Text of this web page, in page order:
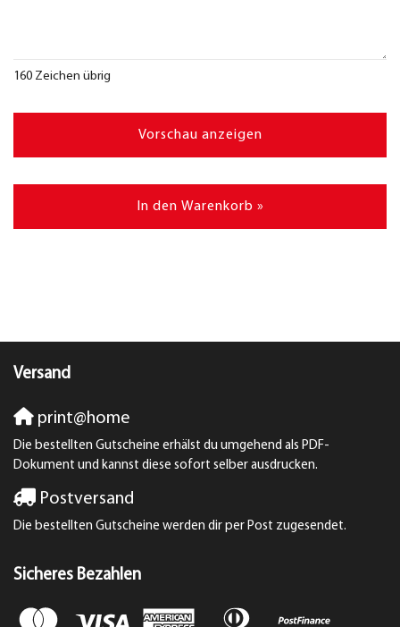
160 Zeichen übrig
Vorschau anzeigen
In den Warenkorb »
Versand
print@home
Die bestellten Gutscheine erhälst du umgehend als PDF-
Dokument und kannst diese sofort selber ausdrucken.
Postversand
Die bestellten Gutscheine werden dir per Post zugesendet.
Sicheres Bezahlen